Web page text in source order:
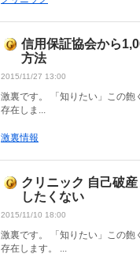
信用保証協会から
方法
2015/11/27 13:00
激裏です。 「知りたい」この飽
存在しま...
激裏情報
クリニック 自己破
したくない
2015/11/10 18:00
激裏です。 「知りたい」この飽
存在します。 ...